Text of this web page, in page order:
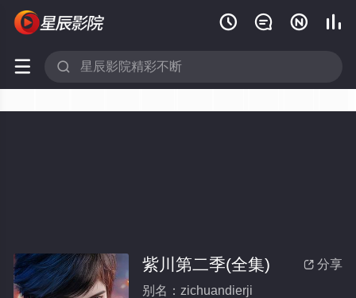
   
 
 分享
紫川第二季(全集)
别名：zichuandierji